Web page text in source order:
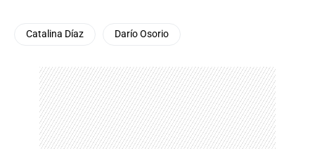
Catalina Díaz Darío Osorio